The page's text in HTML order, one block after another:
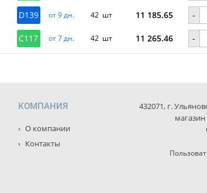
D139 от 9 дн. 42 шт 11 185.65 -
C117 от 7 дн. 42 шт 11 265.46 -
КОМПАНИЯ
О компании
Контакты
432071, г.